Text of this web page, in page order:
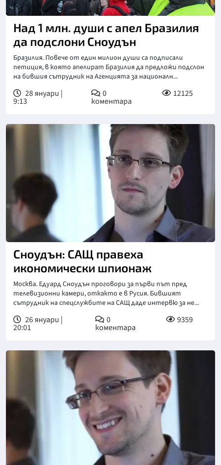
Над 1 млн. души с апел Бразилия
да подслони Сноудън
Бразилия. Повече от един милион души са подписали
петиция, в която апелират Бразилия да предложи подслон
на бившия сътрудник на Агенцията за националн...
28 януари |
9:13
0
коментара
12125
Сноудън: САЩ правеха
икономически шпионаж
Москва. Едуард Сноудън проговори за първи път пред
телевизионни камери, откакто е в Русия. Бившият
сътрудник на спецслужбите на САЩ даде интервю за не...
26 януари |
20:01
0
коментара
9359